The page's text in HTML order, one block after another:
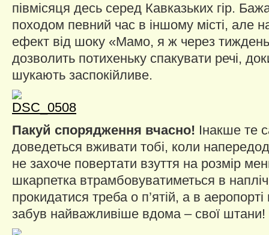
півмісяця десь серед Кавказьких гір.
походом певний час в іншому місті, але
ефект від шоку «Мамо, я ж через
дозволить потихеньку спакувати речі,
шукають заспокійливе.
Пакуй спорядження вчасно! Інакше те
доведеться вживати тобі, коли
не захоче повертати взуття на розмір
шкарпетка втрамбовуватиметься в
прокидатися треба о п’ятій, а в
забув найважливіше вдома – свої штани!